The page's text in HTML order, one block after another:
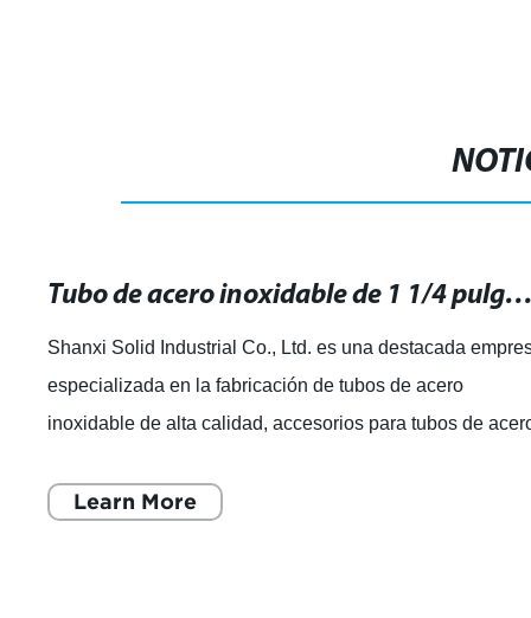
Tubo de acero inoxidable de 1 1/4 pulgadas: resistente y
Shanxi Solid Industrial Co., Ltd. es una destacada
especializada en la fabricación de tubos de acero
inoxidable de alta calidad, accesorios para tubos de
Learn More